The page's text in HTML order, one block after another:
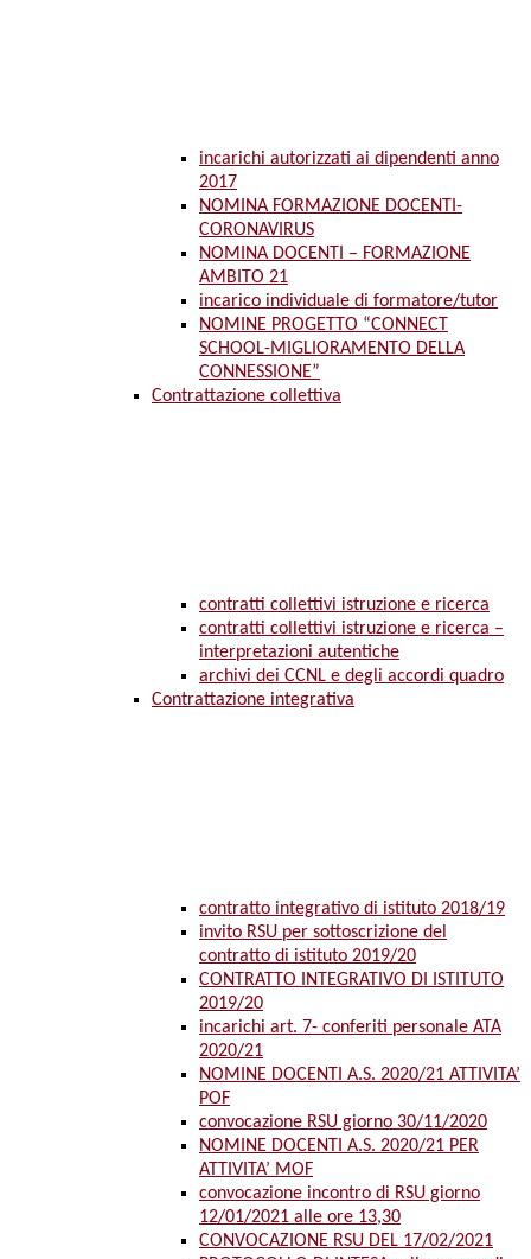
incarichi autorizzati ai dipendenti anno
2017
NOMINA FORMAZIONE DOCENTI-
CORONAVIRUS
NOMINA DOCENTI – FORMAZIONE
AMBITO 21
incarico individuale di formatore/tutor
NOMINE PROGETTO “CONNECT
SCHOOL-MIGLIORAMENTO DELLA
CONNESSIONE”
Contrattazione collettiva
contratti collettivi istruzione e ricerca
contratti collettivi istruzione e ricerca –
interpretazioni autentiche
archivi dei CCNL e degli accordi quadro
Contrattazione integrativa
contratto integrativo di istituto 2018/19
invito RSU per sottoscrizione del
contratto di istituto 2019/20
CONTRATTO INTEGRATIVO DI ISTITUTO
2019/20
incarichi art. 7- conferiti personale ATA
2020/21
NOMINE DOCENTI A.S. 2020/21 ATTIVITA’
POF
convocazione RSU giorno 30/11/2020
NOMINE DOCENTI A.S. 2020/21 PER
ATTIVITA’ MOF
convocazione incontro di RSU giorno
12/01/2021 alle ore 13,30
CONVOCAZIONE RSU DEL 17/02/2021